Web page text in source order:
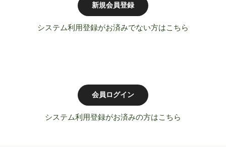
新規会員登録
システム利用登録がお済みでない方はこちら
会員ログイン
システム利用登録がお済みの方はこちら